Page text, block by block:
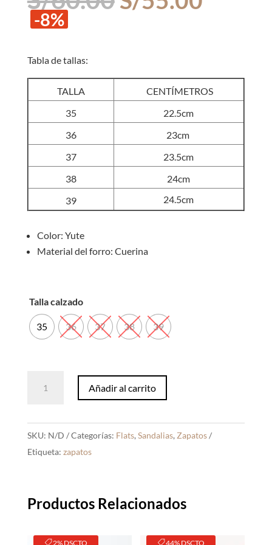
precio precio
-8%
Tabla de tallas:
TALLA
CENTÍMETROS
35
22.5cm
36
23cm
37
23.5cm
38
24cm
39
24.5cm
Color: Yute
Material del forro: Cuerina
Talla calzado
35 36 37 38 39
Ivana
Añadir al carrito
SKU: N/D Categorías: Flats, Sandalias, Zapatos
Etiqueta: zapatos
Productos Relacionados
2% DSCTO 44% DSCTO